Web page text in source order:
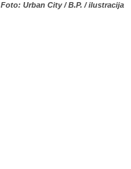
Foto: Urban City / B.P. / ilustracija